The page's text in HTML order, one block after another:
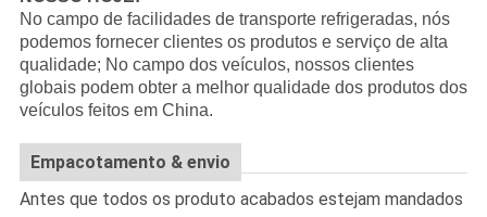
No campo de facilidades de transporte refrigeradas, nós
podemos fornecer clientes os produtos e serviço de alta
qualidade; No campo dos veículos, nossos clientes
globais podem obter a melhor qualidade dos produtos dos
veículos feitos em China.
Empacotamento & envio
Antes que todos os produto acabados estejam mandados